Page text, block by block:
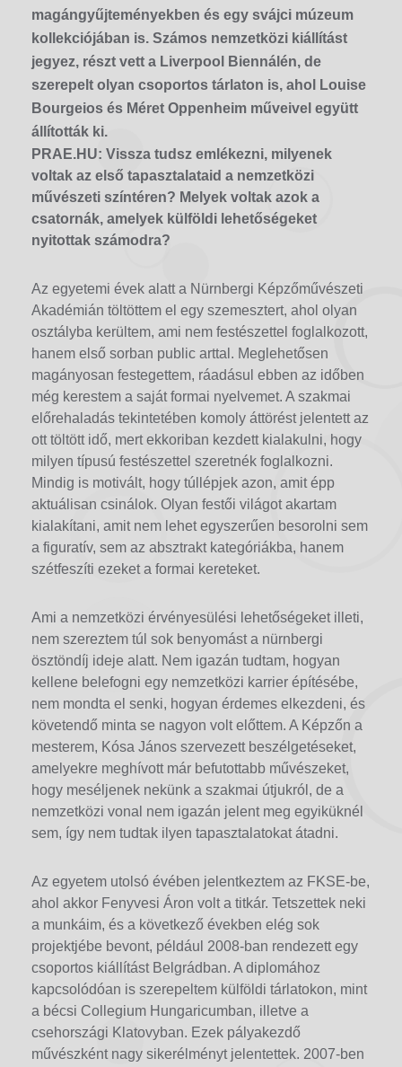
magángyűjteményekben és egy svájci múzeum
kollekciójában is. Számos nemzetközi kiállítást
jegyez, részt vett a Liverpool Biennálén, de
szerepelt olyan csoportos tárlaton is, ahol Louise
Bourgeios és Méret Oppenheim műveivel együtt
állították ki.
PRAE.HU: Vissza tudsz emlékezni, milyenek
voltak az első tapasztalataid a nemzetközi
művészeti színtéren? Melyek voltak azok a
csatornák, amelyek külföldi lehetőségeket
nyitottak számodra?
Az egyetemi évek alatt a Nürnbergi Képzőművészeti
Akadémián töltöttem el egy szemesztert, ahol olyan
osztályba kerültem, ami nem festészettel foglalkozott,
hanem első sorban public arttal. Meglehetősen
magányosan festegettem, ráadásul ebben az időben
még kerestem a saját formai nyelvemet. A szakmai
előrehaladás tekintetében komoly áttörést jelentett az
ott töltött idő, mert ekkoriban kezdett kialakulni, hogy
milyen típusú festészettel szeretnék foglalkozni.
Mindig is motivált, hogy túllépjek azon, amit épp
aktuálisan csinálok. Olyan festői világot akartam
kialakítani, amit nem lehet egyszerűen besorolni sem
a figuratív, sem az absztrakt kategóriákba, hanem
szétfeszíti ezeket a formai kereteket.
Ami a nemzetközi érvényesülési lehetőségeket illeti,
nem szereztem túl sok benyomást a nürnbergi
ösztöndíj ideje alatt. Nem igazán tudtam, hogyan
kellene belefogni egy nemzetközi karrier építésébe,
nem mondta el senki, hogyan érdemes elkezdeni, és
követendő minta se nagyon volt előttem. A Képzőn a
mesterem, Kósa János szervezett beszélgetéseket,
amelyekre meghívott már befutottabb művészeket,
hogy meséljenek nekünk a szakmai útjukról, de a
nemzetközi vonal nem igazán jelent meg egyiküknél
sem, így nem tudtak ilyen tapasztalatokat átadni.
Az egyetem utolsó évében jelentkeztem az FKSE-be,
ahol akkor Fenyvesi Áron volt a titkár. Tetszettek neki
a munkáim, és a következő években elég sok
projektjébe bevont, például 2008-ban rendezett egy
csoportos kiállítást Belgrádban. A diplomához
kapcsolódóan is szerepeltem külföldi tárlatokon, mint
a bécsi Collegium Hungaricumban, illetve a
csehországi Klatovyban. Ezek pályakezdő
művészként nagy sikerélményt jelentettek. 2007-ben